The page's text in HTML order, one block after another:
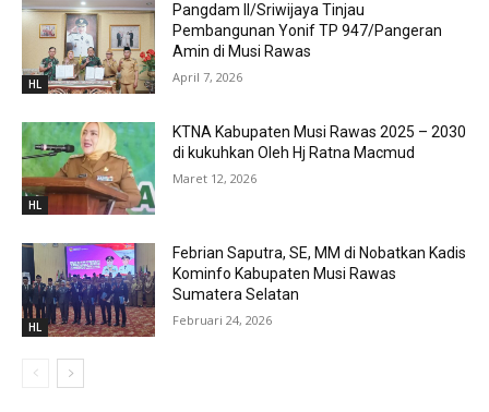
HL
Pangdam II/Sriwijaya Tinjau
Pembangunan Yonif TP 947/Pangeran
Amin di Musi Rawas
April 7, 2026
HL
KTNA Kabupaten Musi Rawas 2025 – 2030
di kukuhkan Oleh Hj Ratna Macmud
Maret 12, 2026
HL
Febrian Saputra, SE, MM di Nobatkan Kadis
Kominfo Kabupaten Musi Rawas
Sumatera Selatan
Februari 24, 2026